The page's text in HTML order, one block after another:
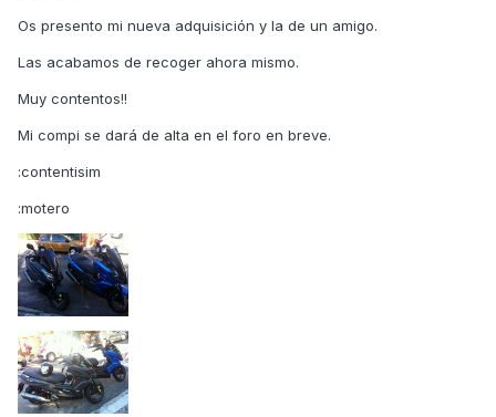
Os presento mi nueva adquisición y la de un amigo.
Las acabamos de recoger ahora mismo.
Muy contentos!!
Mi compi se dará de alta en el foro en breve.
:contentisim
:motero